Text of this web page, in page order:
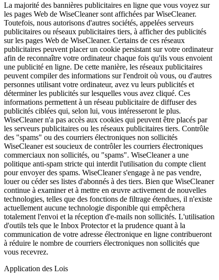
La majorité des bannières publicitaires en ligne que vous voyez sur
les pages Web de WiseCleaner sont affichées par WiseCleaner.
Toutefois, nous autorisons d'autres sociétés, appelées serveurs
publicitaires ou réseaux publicitaires tiers, à afficher des publicités
sur les pages Web de WiseCleaner. Certains de ces réseaux
publicitaires peuvent placer un cookie persistant sur votre ordinateur
afin de reconnaître votre ordinateur chaque fois qu'ils vous envoient
une publicité en ligne. De cette manière, les réseaux publicitaires
peuvent compiler des informations sur l'endroit où vous, ou d'autres
personnes utilisant votre ordinateur, avez vu leurs publicités et
déterminer les publicités sur lesquelles vous avez cliqué. Ces
informations permettent à un réseau publicitaire de diffuser des
publicités ciblées qui, selon lui, vous intéresseront le plus.
WiseCleaner n'a pas accès aux cookies qui peuvent être placés par
les serveurs publicitaires ou les réseaux publicitaires tiers. Contrôle
des "spams" ou des courriers électroniques non sollicités
WiseCleaner est soucieux de contrôler les courriers électroniques
commerciaux non sollicités, ou "spams". WiseCleaner a une
politique anti-spam stricte qui interdit l'utilisation du compte client
pour envoyer des spams. WiseCleaner s'engage à ne pas vendre,
louer ou céder ses listes d'abonnés à des tiers. Bien que WiseCleaner
continue à examiner et à mettre en œuvre activement de nouvelles
technologies, telles que des fonctions de filtrage étendues, il n'existe
actuellement aucune technologie disponible qui empêchera
totalement l'envoi et la réception d'e-mails non sollicités. L'utilisation
d'outils tels que le Inbox Protector et la prudence quant à la
communication de votre adresse électronique en ligne contribueront
à réduire le nombre de courriers électroniques non sollicités que
vous recevrez.
Application des Lois